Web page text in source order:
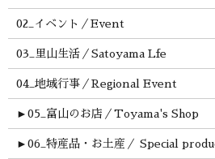
02_イベント／Event
03_里山生活／Satoyama Lfe
04_地域行事／Regional Event
► 05_富山のお店／Toyama's Shop
► 06_特産品・お土産／ Special